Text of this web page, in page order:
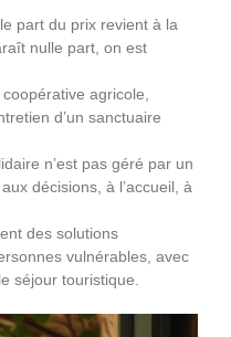
part du prix revient à la
nulle part, on est
agricole,
d’un sanctuaire
n’est pas géré par un
décisions, à l’accueil, à
des solutions
vulnérables, avec
séjour touristique.